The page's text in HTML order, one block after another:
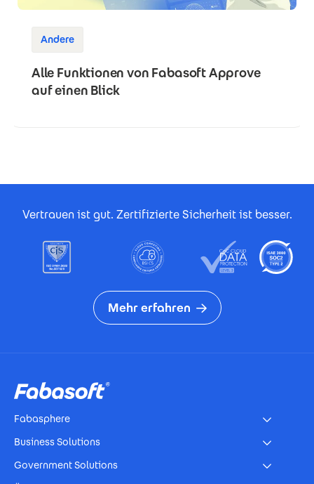
Andere
Alle Funktionen von Fabasoft Approve
auf einen Blick
Vertrauen ist gut. Zertifizierte Sicherheit ist besser.
Mehr erfahren
Fabasphere
Business Solutions
Government Solutions